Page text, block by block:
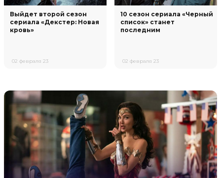
Выйдет второй сезон
сериала «Декстер: Новая
кровь»
02 февраля 23
10 сезон сериала «Черный
список» станет
последним
02 февраля 23